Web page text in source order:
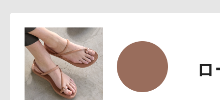
スキンケア
メイクアップ